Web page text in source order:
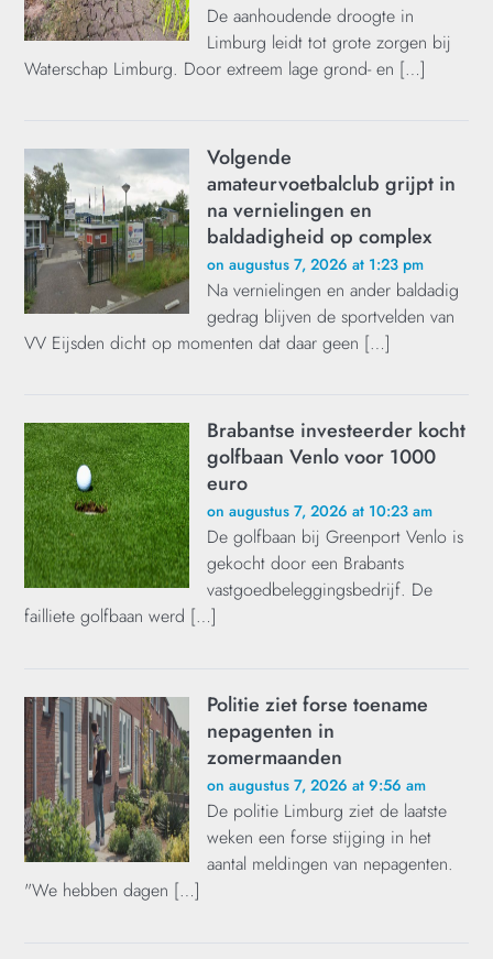
De aanhoudende droogte in
Limburg leidt tot grote zorgen bij
Waterschap Limburg. Door extreem lage grond- en […]
Volgende
amateurvoetbalclub grijpt in
na vernielingen en
baldadigheid op complex
on augustus 7, 2026 at 1:23 pm
Na vernielingen en ander baldadig
gedrag blijven de sportvelden van
VV Eijsden dicht op momenten dat daar geen […]
Brabantse investeerder kocht
golfbaan Venlo voor 1000
euro
on augustus 7, 2026 at 10:23 am
De golfbaan bij Greenport Venlo is
gekocht door een Brabants
vastgoedbeleggingsbedrijf. De
failliete golfbaan werd […]
Politie ziet forse toename
nepagenten in
zomermaanden
on augustus 7, 2026 at 9:56 am
De politie Limburg ziet de laatste
weken een forse stijging in het
aantal meldingen van nepagenten.
"We hebben dagen […]